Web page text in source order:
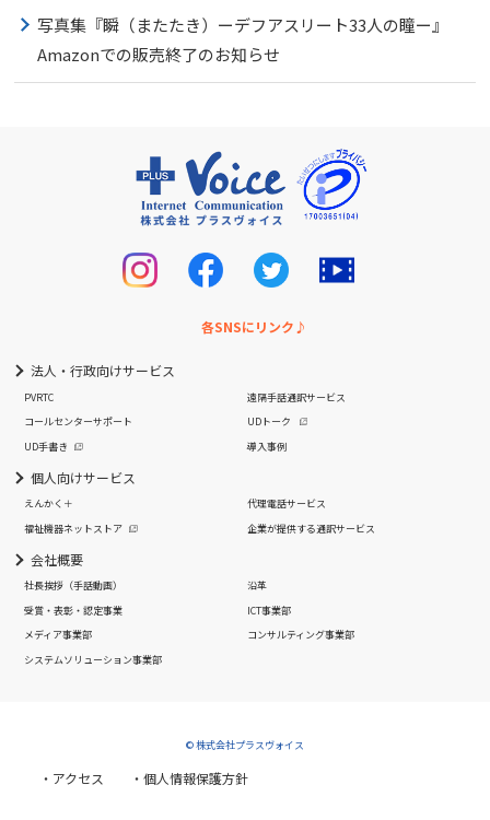
写真集『瞬（またたき）ーデフアスリート33人の瞳ー』
Amazonでの販売終了のお知らせ
各SNSにリンク♪
法人・行政向けサービス
PVRTC
遠隔手話通訳サービス
コールセンターサポート
UDトーク
UD手書き
導入事例
個人向けサービス
えんかく＋
代理電話サービス
福祉機器ネットストア
企業が提供する通訳サービス
会社概要
社長挨拶 （手話動画）
沿革
受賞・表彰・認定事業
ICT事業部
メディア事業部
コンサルティング事業部
システムソリューション事業部
© 株式会社プラスヴォイス
・アクセス ・個人情報保護方針